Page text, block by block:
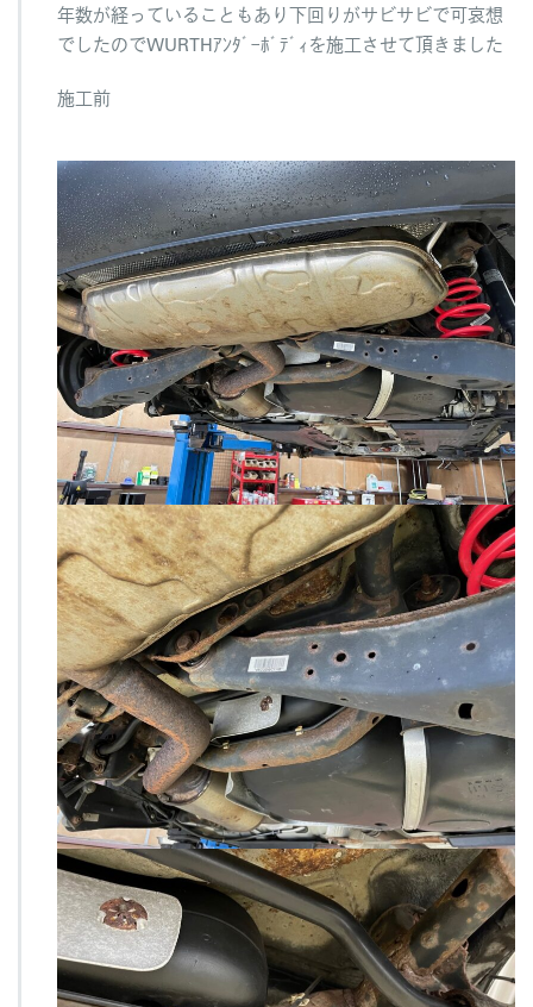
り
ま
し
年数が経っていることもあり下回りがサビサビで可哀想
でしたのでWURTHｱﾝﾀﾞｰﾎﾞﾃﾞｨを施工させて頂きました
施工前